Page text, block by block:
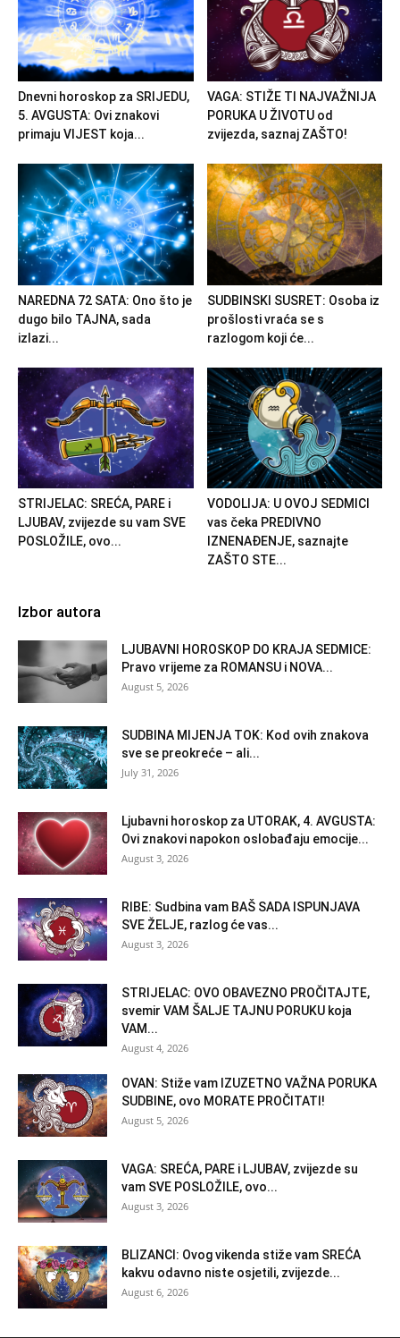
Dnevni horoskop za SRIJEDU,
5. AVGUSTA: Ovi znakovi
primaju VIJEST koja...
VAGA: STIŽE TI NAJVAŽNIJA
PORUKA U ŽIVOTU od
zvijezda, saznaj ZAŠTO!
NAREDNA 72 SATA: Ono što je
dugo bilo TAJNA, sada
izlazi...
SUDBINSKI SUSRET: Osoba iz
prošlosti vraća se s
razlogom koji će...
STRIJELAC: SREĆA, PARE i
LJUBAV, zvijezde su vam SVE
POSLOŽILE, ovo...
VODOLIJA: U OVOJ SEDMICI
vas čeka PREDIVNO
IZNENAĐENJE, saznajte
ZAŠTO STE...
Izbor autora
LJUBAVNI HOROSKOP DO KRAJA SEDMICE:
Pravo vrijeme za ROMANSU i NOVA...
August 5, 2026
SUDBINA MIJENJA TOK: Kod ovih znakova
sve se preokreće – ali...
July 31, 2026
Ljubavni horoskop za UTORAK, 4. AVGUSTA:
Ovi znakovi napokon oslobađaju emocije...
August 3, 2026
RIBE: Sudbina vam BAŠ SADA ISPUNJAVA
SVE ŽELJE, razlog će vas...
August 3, 2026
STRIJELAC: OVO OBAVEZNO PROČITAJTE,
svemir VAM ŠALJE TAJNU PORUKU koja
VAM...
August 4, 2026
OVAN: Stiže vam IZUZETNO VAŽNA PORUKA
SUDBINE, ovo MORATE PROČITATI!
August 5, 2026
VAGA: SREĆA, PARE i LJUBAV, zvijezde su
vam SVE POSLOŽILE, ovo...
August 3, 2026
BLIZANCI: Ovog vikenda stiže vam SREĆA
kakvu odavno niste osjetili, zvijezde...
August 6, 2026